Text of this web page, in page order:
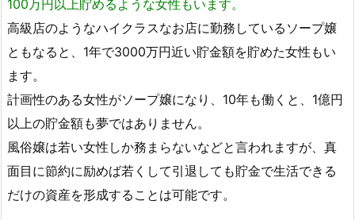
100万円以上貯めるような女性もいます。
高級店のようなハイクラスなお店に勤務しているソープ嬢
ともなると、1年で3000万円近い貯金額を貯めた女性もい
ます。
計画性のある女性がソープ嬢になり、10年も働くと、1億円
以上の貯金額も夢ではありません。
風俗嬢は若い女性しか務まらないなどと言われますが、真
面目に節約に励めば若くして引退しても貯金で生活できる
だけの資産を形成することは可能です。